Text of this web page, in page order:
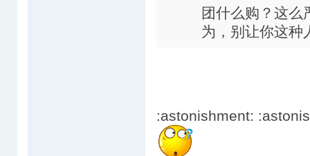
团什么购？这么
为，别让你这种
:astonishment: